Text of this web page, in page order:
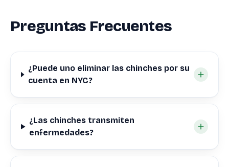
Preguntas Frecuentes
¿Puede uno eliminar las chinches por su
cuenta en NYC?
¿Las chinches transmiten
enfermedades?